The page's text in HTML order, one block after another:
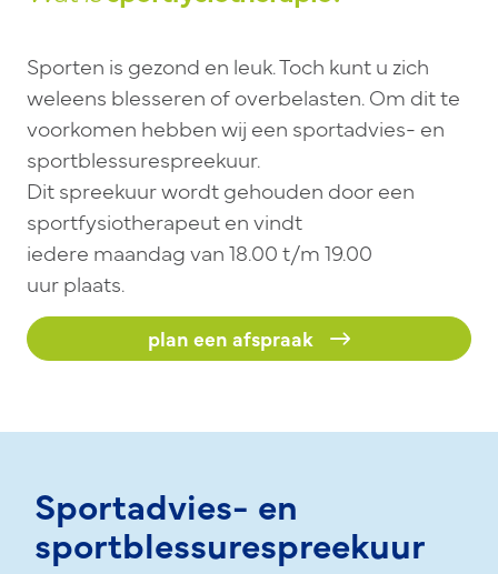
Sporten is gezond en leuk. Toch kunt u zich
weleens blesseren of overbelasten. Om dit te
voorkomen hebben wij een sportadvies- en
sportblessurespreekuur.
Dit spreekuur wordt gehouden door een
sportfysiotherapeut en vindt
iedere maandag van 18.00 t/m 19.00
uur plaats.
plan een afspraak
Sportadvies- en
sportblessurespreekuur